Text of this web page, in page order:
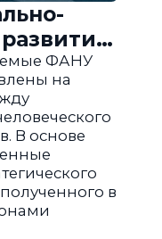
ФАНУ
на
В основе
в